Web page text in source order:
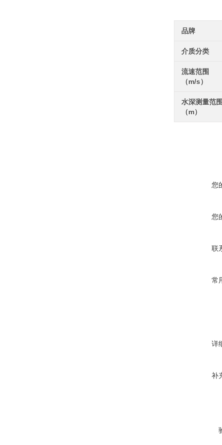
品牌
介质分类
流速范围
（m/s）
水深测量范
（m）
您
您
联
常
详
补